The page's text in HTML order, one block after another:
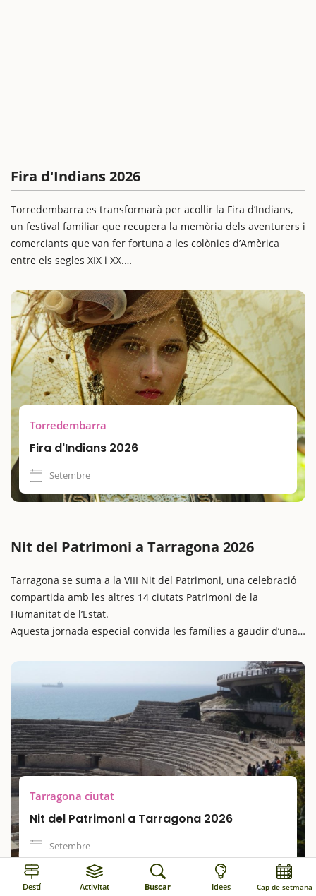
Fira d'Indians 2026
Torredembarra es transformarà per acollir la Fira d’Indians,
un festival familiar que recupera la memòria dels aventurers i
comerciants que van fer fortuna a les colònies d’Amèrica
entre els segles XIX i XX.
indià, tallers infantils, exposicions i activitats culturals per
descobrir l’empremta dels indians al municipi. Una
experiència ideal per fer una escapada amb nens i gaudir de
la combinació de patrimoni, història i música cubana en un
ambient festiu a la Costa Daurada.
Torredembarra
Fira d'Indians 2026
Setembre
Nit del Patrimoni a Tarragona 2026
Tarragona se suma a la VIII Nit del Patrimoni, una celebració
compartida amb les altres 14 ciutats Patrimoni de la
Humanitat de l’Estat.
Aquesta jornada especial convida les famílies a gaudir d’una
combinen espectacles, patrimoni obert i activitats
participatives. La ciutat s’omplirà de dansa, tradició i
patrimoni amb una programació gratuïta i pensada per a tots
els públics.
Una oportunitat per viure el llegat històric de Tarragona d’una
manera diferent, gaudint d’activitats familiars en un marc
patrimonial incomparable.
Tarragona ciutat
Nit del Patrimoni a Tarragona 2026
Setembre
Destí Activitat Buscar Idees Cap de setmana